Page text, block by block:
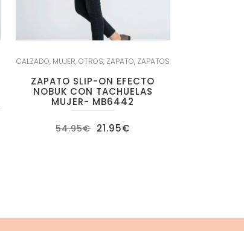
CALZADO, MUJER,OTROS, ZAPATO, ZAPATOS
ZAPATO SLIP-ON EFECTO
NOBUK CON TACHUELAS
MUJER- MB6442
54.95€ El
precio
21.95€